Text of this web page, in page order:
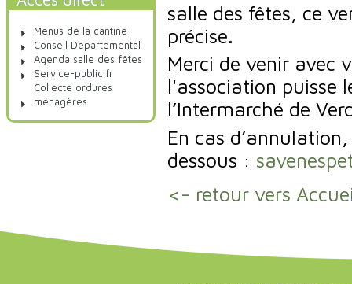
La communauté de
communes
Menus de la cantine
Conseil Départemental
Agenda salle des fêtes
Service-public.fr
Collecte ordures
ménagères
salle des fêtes, ce
précise.
Merci de venir avec
l'association puisse
l’Intermarché de
En cas
dessous :
<- retour vers